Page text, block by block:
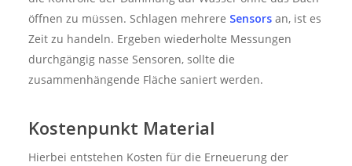
öffnen zu müssen. Schlagen mehrere Sensors an, ist es
Zeit zu handeln. Ergeben wiederholte Messungen
durchgängig nasse Sensoren, sollte die
zusammenhängende Fläche saniert werden.
Kostenpunkt Material
Hierbei entstehen Kosten für die Erneuerung der